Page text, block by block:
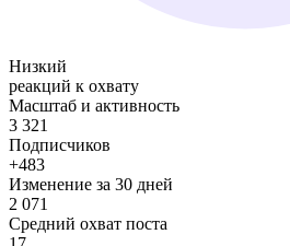
Низкий
реакций к охвату
Масштаб и активность
3 321
Подписчиков
+483
Изменение за 30 дней
2 071
Средний охват поста